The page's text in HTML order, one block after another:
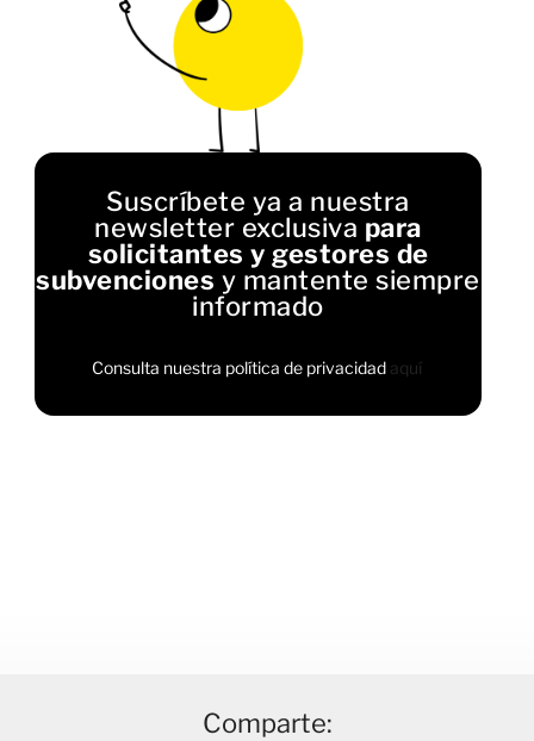
Suscríbete ya a nuestra
newsletter exclusiva para
solicitantes y gestores de
subvenciones y mantente siempre
informado
Consulta nuestra política de privacidad aquí
Comparte: